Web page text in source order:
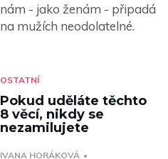
nám - jako ženám - připadá
na mužích neodolatelné.
OSTATNÍ
Pokud uděláte těchto
8 věcí, nikdy se
nezamilujete
IVANA HORÁKOVÁ